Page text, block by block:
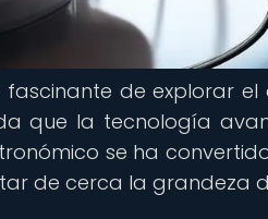
de explorar
que la tecnología
se ha
de cerca la grandeza